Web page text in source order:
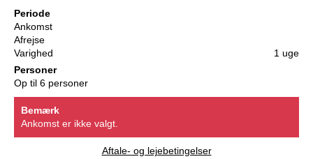
Periode
Ankomst
Afrejse
Varighed
1 uge
Personer
Op til 6 personer
Bemærk
Ankomst er ikke valgt.
Aftale- og lejebetingelser